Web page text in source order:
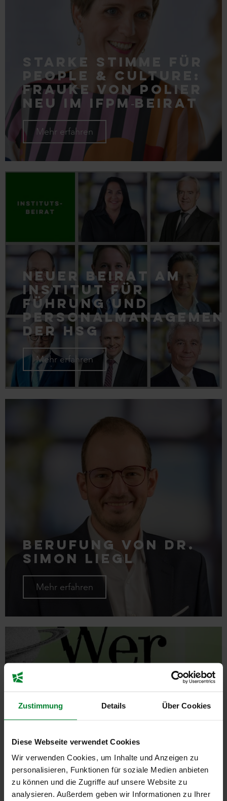
Zustimmung Details Über Cookies
Diese Webseite verwendet Cookies
Wir verwenden Cookies, um Inhalte und Anzeigen zu
personalisieren, Funktionen für soziale Medien anbieten
zu können und die Zugriffe auf unsere Website zu
analysieren. Außerdem geben wir Informationen zu Ihrer
Starke Stimme für
People & Culture:
Frauke von Polier
neu im IFPM‑Beirat
Mehr erfahren
Neuer Beirat am
Institut für
Führung und
der HSG
Mehr erfahren
Berufung von Dr.
Simon Liegl
Mehr erfahren
2025 führende
Persönlichkeit
des HR-
Managements